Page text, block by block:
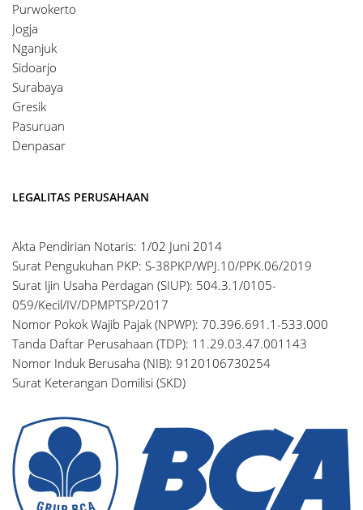
Purwokerto
Jogja
Nganjuk
Sidoarjo
Surabaya
Gresik
Pasuruan
Denpasar
LEGALITAS PERUSAHAAN
Akta Pendirian Notaris: 1/02 Juni 2014
Surat Pengukuhan PKP: S-38PKP/WPJ.10/PPK.06/2019
Surat Ijin Usaha Perdagan (SIUP): 504.3.1/0105-
059/Kecil/IV/DPMPTSP/2017
Nomor Pokok Wajib Pajak (NPWP): 70.396.691.1-533.000
Tanda Daftar Perusahaan (TDP): 11.29.03.47.001143
Nomor Induk Berusaha (NIB): 9120106730254
Surat Keterangan Domilisi (SKD)